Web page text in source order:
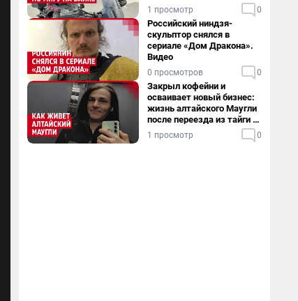
1 просмотр 0
Российский ниндзя-
скульптор снялся в
сериале «Дом Дракона».
Видео
0 просмотров 0
Закрыл кофейни и
осваивает новый бизнес:
жизнь алтайского Маугли
после переезда из тайги в
столицу
1 просмотр 0